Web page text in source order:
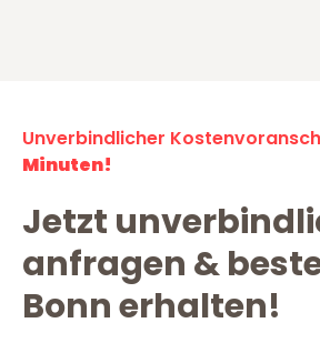
Unverbindlicher
Minuten!
Jetzt
anfragen &
Bonn erhalten!